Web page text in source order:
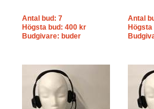
Antal bud: 7
Högsta bud: 400 kr
Budgivare: buder
Antal